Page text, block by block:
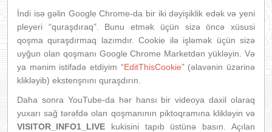
İndi isə gəlin Google Chrome-da bir iki dəyişiklik edək və yeni
pleyeri “quraşdıraq”. Bunu etmək üçün sizə öncə xüsusi
qoşma quraşdırmaq lazımdır. Cookie ilə işləmək üçün sizə
uyğun olan qoşmanı Google Chrome Marketdən yükləyin. Və
ya mənim istifadə etdiyim “EditThisCookie” (əlavənin üzərinə
klikləyib) ekstenşnını quraşdırın.
Daha sonra YouTube-da hər hansı bir videoya daxil olaraq
yuxarı sağ tərəfdə olan qoşmanının piktoqramına klikləyin və
VISITOR_INFO1_LIVE kukisini tapıb üstünə basın. Açılan